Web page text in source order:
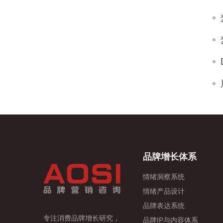
专注消费品牌增长研究，
品牌增长体系
情绪洞察系统
情绪产品设计
品牌表达系统
品牌IP与内容体系